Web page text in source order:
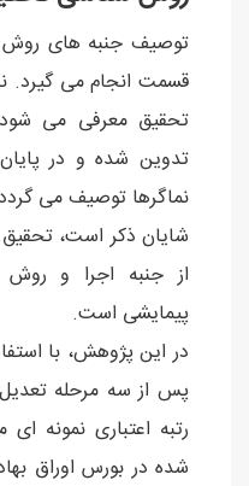
توصیف جنبه های
قسمت انجام می گیرد.
تحقیق معرفی می
تدوین شده و در
نماگرها توصیف می
شایان ذکر است،
از جنبه اجرا و روش
پیمایشی است.
در این پژوهش، با